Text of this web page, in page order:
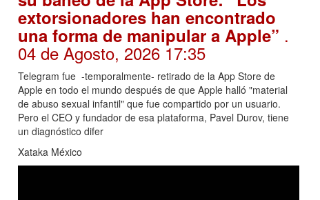
extorsionadores han encontrado
una forma de manipular a Apple” .
04 de Agosto, 2026 17:35
Telegram fue -temporalmente- retirado de la App Store de
Apple en todo el mundo después de que Apple halló "material
de abuso sexual infantil" que fue compartido por un usuario.
Pero el CEO y fundador de esa plataforma, Pavel Durov, tiene
un diagnóstico difer
Xataka México